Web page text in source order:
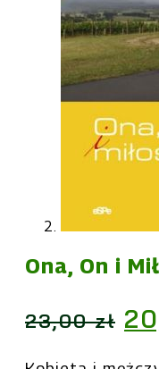
Ona, On i
23,00zł